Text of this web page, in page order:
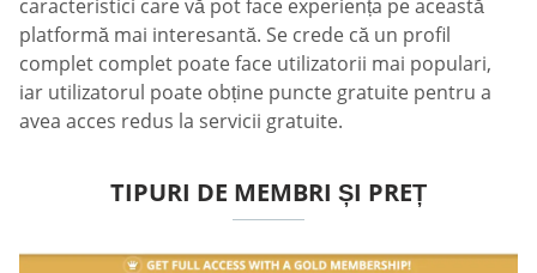
caracteristici care vă pot face experiența pe această
platformă mai interesantă. Se crede că un profil
complet complet poate face utilizatorii mai populari,
iar utilizatorul poate obține puncte gratuite pentru a
avea acces redus la servicii gratuite.
TIPURI DE MEMBRI ȘI PREȚ